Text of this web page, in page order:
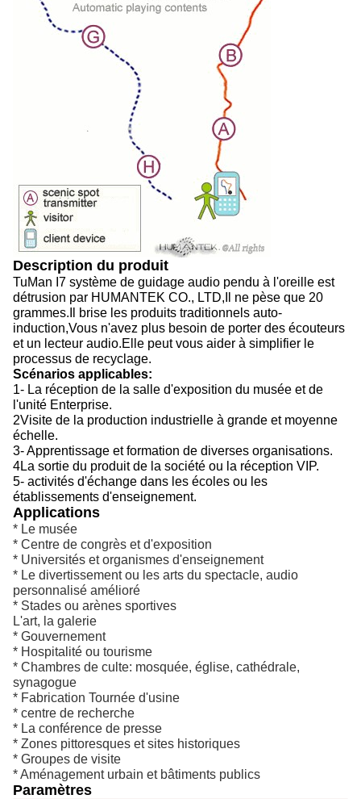
Description du produit
TuMan I7 système de guidage audio pendu à l'oreille est
détrusion par HUMANTEK CO., LTD,Il ne pèse que 20
grammes.Il brise les produits traditionnels auto-
induction,Vous n'avez plus besoin de porter des écouteurs
et un lecteur audio.Elle peut vous aider à simplifier le
processus de recyclage.
Scénarios applicables:
1- La réception de la salle d'exposition du musée et de
l'unité Enterprise.
2Visite de la production industrielle à grande et moyenne
échelle.
3- Apprentissage et formation de diverses organisations.
4La sortie du produit de la société ou la réception VIP.
5- activités d'échange dans les écoles ou les
établissements d'enseignement.
Applications
* Le musée
* Centre de congrès et d'exposition
* Universités et organismes d'enseignement
* Le divertissement ou les arts du spectacle, audio
personnalisé amélioré
* Stades ou arènes sportives
L'art, la galerie
* Gouvernement
* Hospitalité ou tourisme
* Chambres de culte: mosquée, église, cathédrale,
synagogue
* Fabrication Tournée d'usine
* centre de recherche
* La conférence de presse
* Zones pittoresques et sites historiques
* Groupes de visite
* Aménagement urbain et bâtiments publics
Paramètres